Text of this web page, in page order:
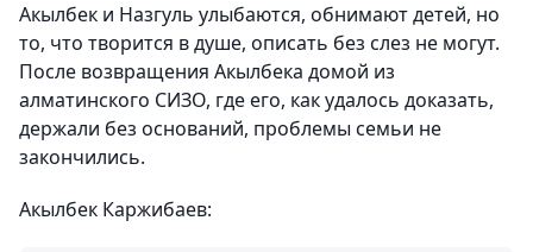
Акылбек и Назгуль улыбаются, обнимают детей, но
то, что творится в душе, описать без слез не могут.
После возвращения Акылбека домой из
алматинского СИЗО, где его, как удалось доказать,
держали без оснований, проблемы семьи не
закончились.
Акылбек Каржибаев: